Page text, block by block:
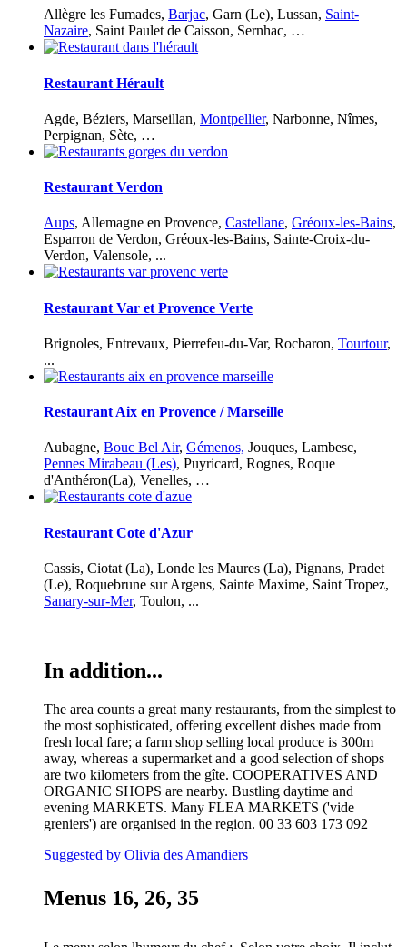
Allègre les Fumades, Barjac, Garn (Le), Lussan, Saint-
Nazaire, Saint Paulet de Caisson, Sernhac, …
Restaurant Hérault
Agde, Béziers, Marseillan, Montpellier, Narbonne, Nîmes,
Perpignan, Sète, …
Restaurant Verdon
Aups, Allemagne en Provence, Castellane, Gréoux-les-Bains,
Esparron de Verdon, Gréoux-les-Bains, Sainte-Croix-du-
Verdon, Valensole, ...
Restaurant Var et Provence Verte
Brignoles, Entrevaux, Pierrefeu-du-Var, Rocbaron, Tourtour,
...
Restaurant Aix en Provence / Marseille
Aubagne, Bouc Bel Air, Gémenos, Jouques, Lambesc,
Pennes Mirabeau (Les), Puyricard, Rognes, Roque
d'Anthéron(La), Venelles, …
Restaurant Cote d'Azur
Cassis, Ciotat (La), Londe les Maures (La), Pignans, Pradet
(Le), Roquebrune sur Argens, Sainte Maxime, Saint Tropez,
Sanary-sur-Mer, Toulon, ...
In addition...
The area counts a great many restaurants, from the simplest to
the most sophisticated, offering excellent dishes made from
fresh local fare; a farm shop selling local produce is 300m
away, whereas a supermarket and a good selection of shops
are two kilometers from the gîte. COOPERATIVES AND
ORGANIC SHOPS are nearby. Bustling daytime and
evening MARKETS. Many FLEA MARKETS ('vide
greniers') are organised in the region. 00 33 603 173 092
Suggested by Olivia des Amandiers
Menus 16, 26, 35 